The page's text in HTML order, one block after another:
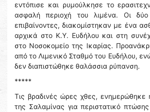
εντόπισε και ρυμούλκησε το
ασφαλή περιοχή του λιμένα. Οι
επιβαίνοντες, διακομίστηκαν με ένα
αρχικά στο Κ.Υ. Ευδήλου και στη
στο Νοσοκομείο της Ικαρίας.
από το Λιμενικό Σταθμό του Ευδήλου,
δεν διαπιστώθηκε θαλάσσια ρύπανση.
*****
Τις βραδινές ώρες χθες, ενημερώθηκε
της Σαλαμίνας για περιστατικό